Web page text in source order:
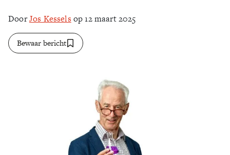
DoorJos Kessels op 12 maart 2025
Bewaar bericht